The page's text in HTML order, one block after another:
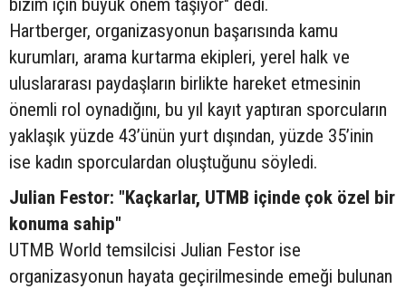
bizim için büyük önem taşıyor" dedi.
Hartberger, organizasyonun başarısında kamu
kurumları, arama kurtarma ekipleri, yerel halk ve
uluslararası paydaşların birlikte hareket etmesinin
önemli rol oynadığını, bu yıl kayıt yaptıran sporcuların
yaklaşık yüzde 43’ünün yurt dışından, yüzde 35’inin
ise kadın sporculardan oluştuğunu söyledi.
Julian Festor: "Kaçkarlar, UTMB içinde çok özel bir
konuma sahip"
UTMB World temsilcisi Julian Festor ise
organizasyonun hayata geçirilmesinde emeği bulunan